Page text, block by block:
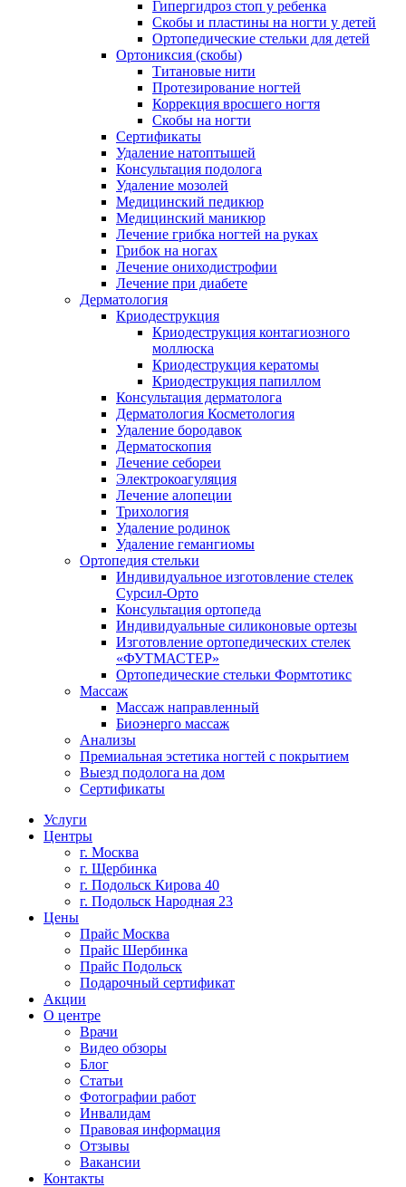
Гипергидроз стоп у ребенка
Скобы и пластины на ногти у детей
Ортопедические стельки для детей
Ортониксия (скобы)
Титановые нити
Протезирование ногтей
Коррекция вросшего ногтя
Скобы на ногти
Сертификаты
Удаление натоптышей
Консультация подолога
Удаление мозолей
Медицинский педикюр
Медицинский маникюр
Лечение грибка ногтей на руках
Грибок на ногах
Лечение ониходистрофии
Лечение при диабете
Дерматология
Криодеструкция
Криодеструкция контагиозного
моллюска
Криодеструкция кератомы
Криодеструкция папиллом
Консультация дерматолога
Дерматология Косметология
Удаление бородавок
Дерматоскопия
Лечение себореи
Электрокоагуляция
Лечение алопеции
Трихология
Удаление родинок
Удаление гемангиомы
Ортопедия стельки
Индивидуальное изготовление стелек
Сурсил-Орто
Консультация ортопеда
Индивидуальные силиконовые ортезы
Изготовление ортопедических стелек
«ФУТМАСТЕР»
Ортопедические стельки Формтотикс
Массаж
Массаж направленный
Биоэнерго массаж
Анализы
Премиальная эстетика ногтей с покрытием
Выезд подолога на дом
Сертификаты
Услуги
Центры
г. Москва
г. Щербинка
г. Подольск Кирова 40
г. Подольск Народная 23
Цены
Прайс Москва
Прайс Шербинка
Прайс Подольск
Подарочный сертификат
Акции
О центре
Врачи
Видео обзоры
Блог
Статьи
Фотографии работ
Инвалидам
Правовая информация
Отзывы
Вакансии
Контакты